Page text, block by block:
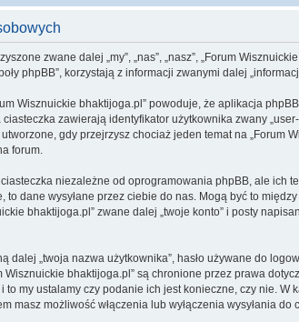
zwane dalej „my”, „nas”, „nasz”, „Forum
phpBB”, korzystają z informacji zwanymi dalej
Wisznuickie bhaktijoga.pl” powoduje, że aplikacja
zawierają identyfikator użytkownika zwany
gdy przejrzysz chociaż jeden temat na „Forum
forum.
niezależne od oprogramowania phpBB, ale ich
dane wysyłane przez ciebie do nas. Mogą być to
bhaktijoga.pl” zwane dalej „twoje konto” i posty
„twoja nazwa użytkownika”, hasło używane do
bhaktijoga.pl” są chronione przez prawa
my ustalamy czy podanie ich jest konieczne, czy nie.
możliwość włączenia lub wyłączenia wysyłania